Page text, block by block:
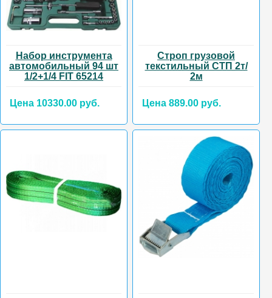
Набор инструмента
автомобильный 94 шт
1/2+1/4 FIT 65214
Цена 10330.00 руб.
Строп грузовой
текстильный СТП 2т/
2м
Цена 889.00 руб.